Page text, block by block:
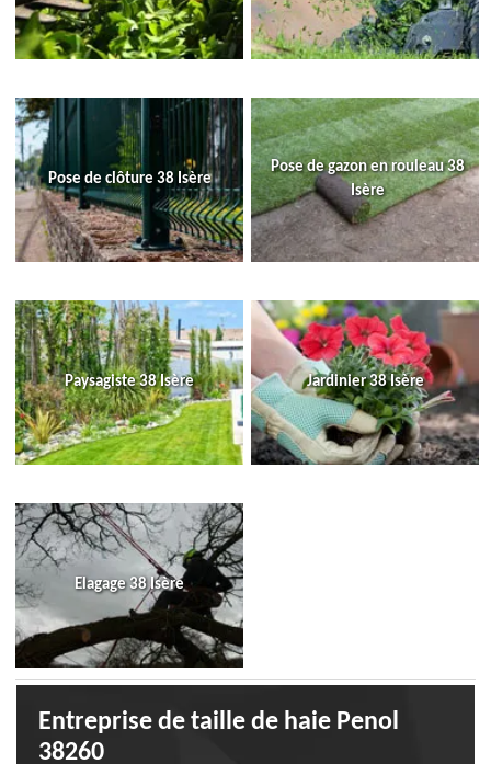
Pose de clôture 38 Isère
Pose de gazon en rouleau 38
Isère
Paysagiste 38 Isère Jardinier 38 Isère
Elagage 38 Isère
Entreprise de taille de haie Penol
38260